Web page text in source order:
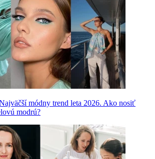
módny trend leta 2026. Ako nosiť
modrú?